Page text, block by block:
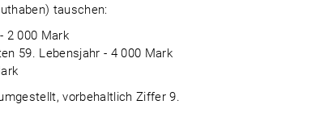
tauschen:
2 000 Mark
59. Lebensjahr - 4 000 Mark
vorbehaltlich Ziffer 9.